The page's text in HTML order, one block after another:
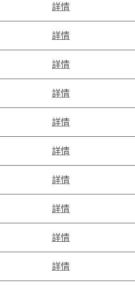
詳情
詳情
詳情
詳情
詳情
詳情
詳情
詳情
詳情
詳情